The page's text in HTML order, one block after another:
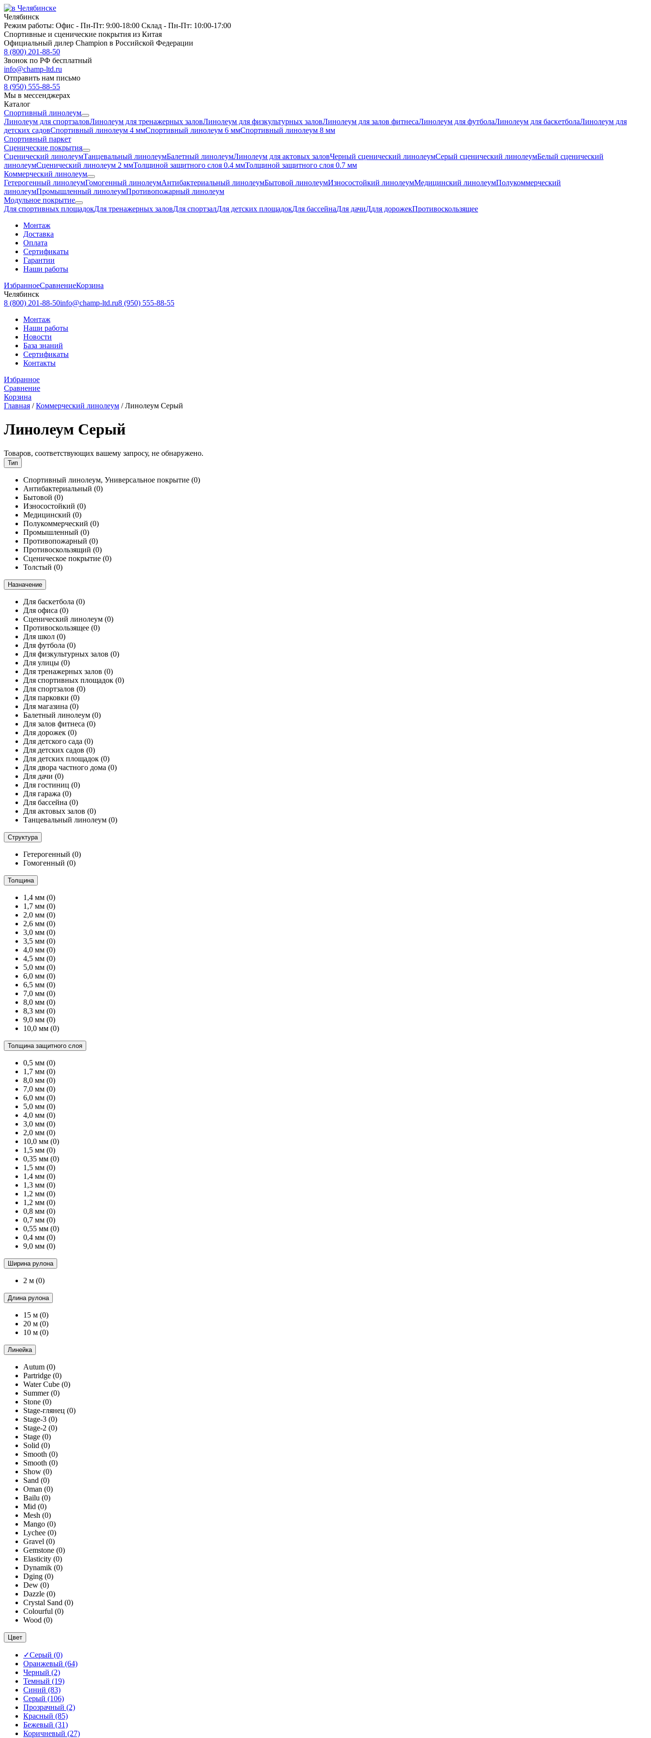
Челябинск
Режим работы: Офис - Пн-Пт: 9:00-18:00 Склад - Пн-Пт: 10:00-17:00
Спортивные и сценические покрытия из Китая
Официальный дилер Champion в Российской Федерации
8 (800) 201-88-50
Звонок по РФ бесплатный
info@champ-ltd.ru
Отправить нам письмо
8 (950) 555-88-55
Мы в мессенджерах
Каталог
Спортивный линолеум
Линолеум для спортзаловЛинолеум для тренажерных заловЛинолеум для физкультурных заловЛинолеум для залов фитнесаЛинолеум для футболаЛинолеум для баскетболаЛинолеум для
детских садовСпортивный линолеум 4 ммСпортивный линолеум 6 ммСпортивный линолеум 8 мм
Спортивный паркет
Сценические покрытия
Сценический линолеумТанцевальный линолеумБалетный линолеумЛинолеум для актовых заловЧерный сценический линолеумСерый сценический линолеумБелый сценический
линолеумСценический линолеум 2 ммТолщиной защитного слоя 0.4 ммТолщиной защитного слоя 0.7 мм
Коммерческий линолеум
Гетерогенный линолеумГомогенный линолеумАнтибактериальный линолеумБытовой линолеумИзносостойкий линолеумМедицинский линолеумПолукоммерческий
линолеумПромышленный линолеумПротивопожарный линолеум
Модульное покрытие
Для спортивных площадокДля тренажерных заловДля спортзалДля детских площадокДля бассейнаДля дачиДдля дорожекПротивоскользящее
Монтаж
Доставка
Оплата
Сертификаты
Гарантии
Наши работы
ИзбранноеСравнениеКорзина
Челябинск
8 (800) 201-88-50info@champ-ltd.ru8 (950) 555-88-55
Монтаж
Наши работы
Новости
База знаний
Сертификаты
Контакты
Избранное
Сравнение
Корзина
Главная /Коммерческий линолеум /Линолеум Серый
Линолеум Серый
Товаров, соответствующих вашему запросу, не обнаружено.
Тип
Спортивный линолеум, Универсальное покрытие (0)
Антибактериальный (0)
Бытовой (0)
Износостойкий (0)
Медицинский (0)
Полукоммерческий (0)
Промышленный (0)
Противопожарный (0)
Противоскользящий (0)
Сценическое покрытие (0)
Толстый (0)
Назначение
Для баскетбола (0)
Для офиса (0)
Сценический линолеум (0)
Противоскользящее (0)
Для школ (0)
Для футбола (0)
Для физкультурных залов (0)
Для улицы (0)
Для тренажерных залов (0)
Для спортивных площадок (0)
Для спортзалов (0)
Для парковки (0)
Для магазина (0)
Балетный линолеум (0)
Для залов фитнеса (0)
Для дорожек (0)
Для детского сада (0)
Для детских садов (0)
Для детских площадок (0)
Для двора частного дома (0)
Для дачи (0)
Для гостиниц (0)
Для гаража (0)
Для бассейна (0)
Для актовых залов (0)
Танцевальный линолеум (0)
Структура
Гетерогенный (0)
Гомогенный (0)
Толщина
1,4 мм (0)
1,7 мм (0)
2,0 мм (0)
2,6 мм (0)
3,0 мм (0)
3,5 мм (0)
4,0 мм (0)
4,5 мм (0)
5,0 мм (0)
6,0 мм (0)
6,5 мм (0)
7,0 мм (0)
8,0 мм (0)
8,3 мм (0)
9,0 мм (0)
10,0 мм (0)
Толщина защитного слоя
0,5 мм (0)
1,7 мм (0)
8,0 мм (0)
7,0 мм (0)
6,0 мм (0)
5,0 мм (0)
4,0 мм (0)
3,0 мм (0)
2,0 мм (0)
10,0 мм (0)
1,5 мм (0)
0,35 мм (0)
1,5 мм (0)
1,4 мм (0)
1,3 мм (0)
1,2 мм (0)
1,2 мм (0)
0,8 мм (0)
0,7 мм (0)
0,55 мм (0)
0,4 мм (0)
9,0 мм (0)
Ширина рулона
2 м (0)
Длина рулона
15 м (0)
20 м (0)
10 м (0)
Линейка
Autum (0)
Partridge (0)
Water Cube (0)
Summer(0)
Stone (0)
Stage-глянец (0)
Stage-3 (0)
Stage-2 (0)
Stage (0)
Solid (0)
Smooth (0)
Smooth (0)
Show (0)
Sand (0)
Oman (0)
Bailu (0)
Mid (0)
Mesh (0)
Mango (0)
Lychee (0)
Gravel (0)
Gemstone (0)
Elasticity (0)
Dynamik (0)
Dging (0)
Dew (0)
Dazzle (0)
Crystal Sand (0)
Colourful (0)
Wood (0)
Цвет
✓Серый (0)
Оранжевый (64)
Черный (2)
Темный (19)
Синий (83)
Серый (106)
Прозрачный (2)
Красный (85)
Бежевый (31)
Коричневый (27)